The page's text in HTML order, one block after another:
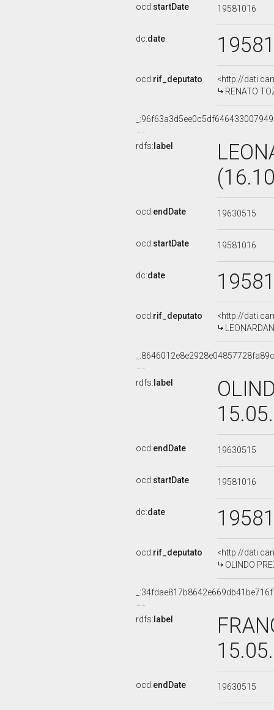
ocd:startDate 19581016
dc:date
ocd:rif_deputato
<http://
RENATO
rdfs: label
ocd:endDate 19630515
ocd:startDate 19581016
dc:date
ocd:rif_deputato
<http://
rdfs: label
ocd:endDate 19630515
ocd:startDate 19581016
dc:date
ocd:rif_deputato
<http://
OLINDO
rdfs: label
ocd:endDate 19630515